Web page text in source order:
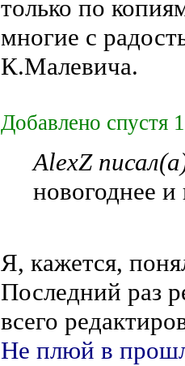
только по
многие с
К.Малевича.
Добавлено спустя
AlexZ
новогоднее
Я, кажется,
Последний раз
всего
Не плюй в